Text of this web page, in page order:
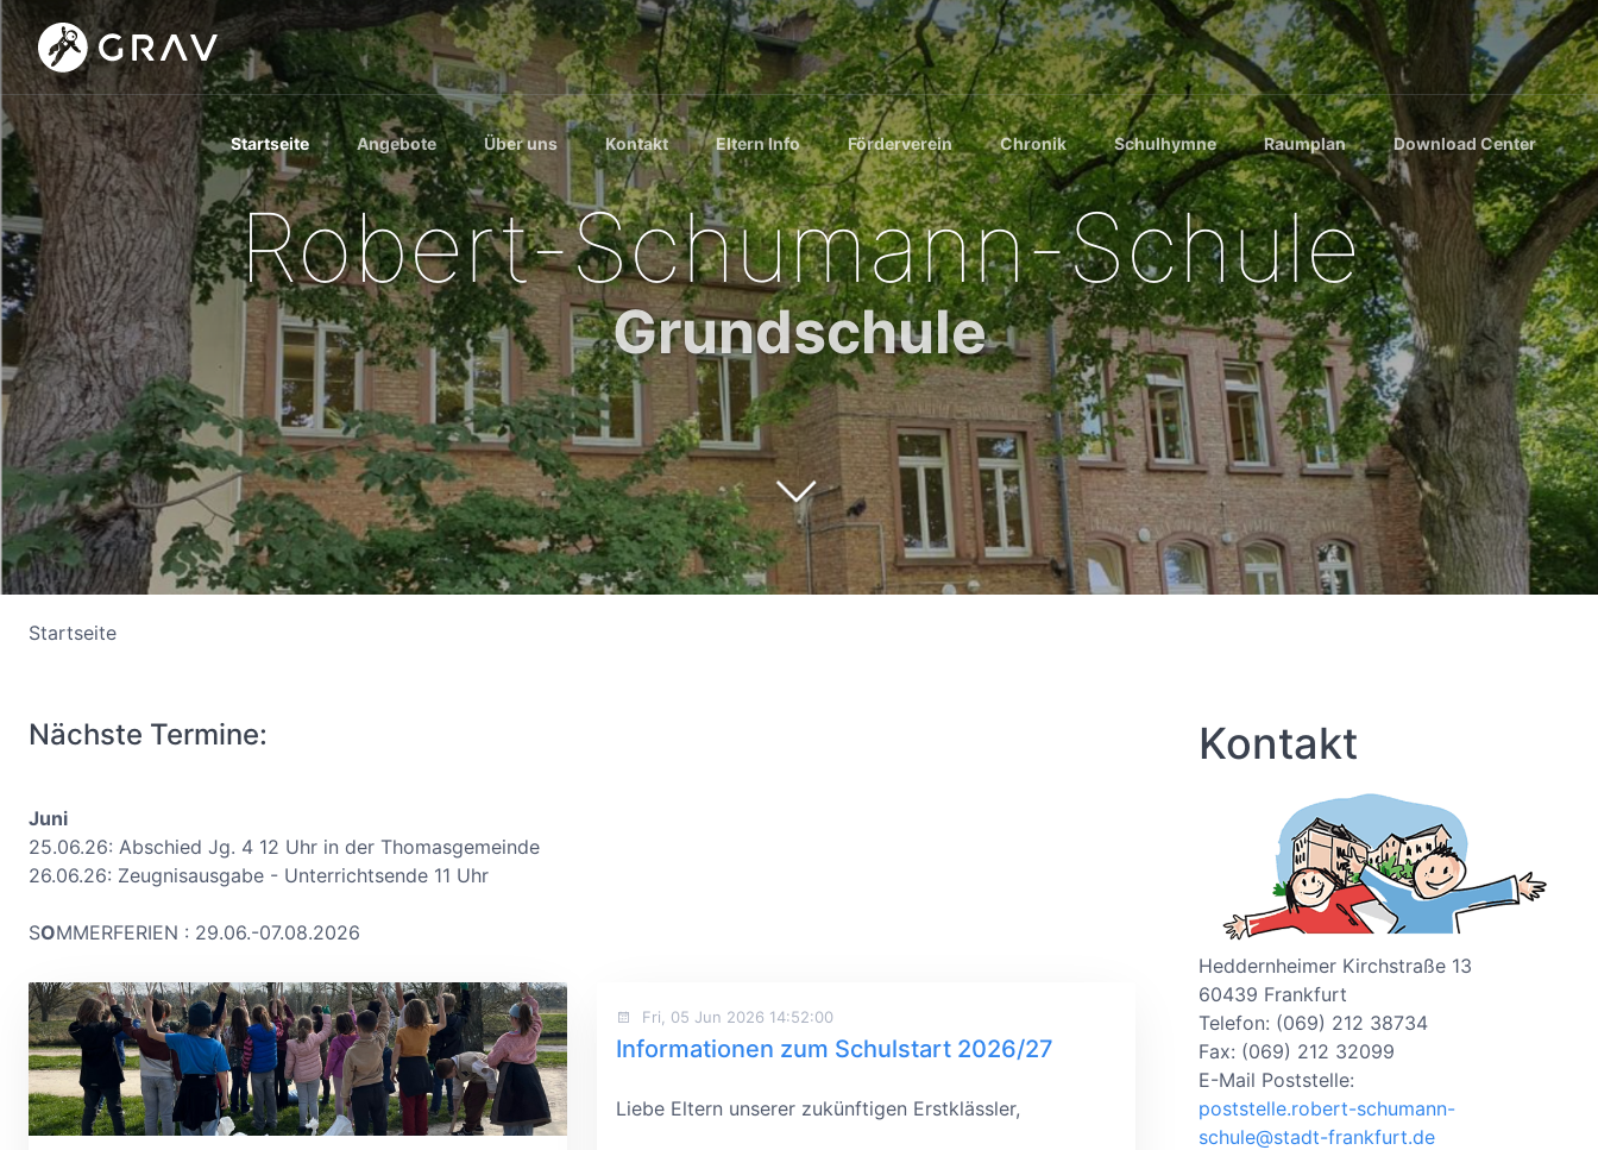
Startseite Angebote Über uns Kontakt Eltern Info Förderverein Chronik Schulhymne Raumplan Download Center
Robert-Schumann-Schule
Grundschule
Startseite
Nächste Termine:
Juni
25.06.26: Abschied Jg. 4 12 Uhr in der Thomasgemeinde
26.06.26: Zeugnisausgabe - Unterrichtsende 11 Uhr
SOMMERFERIEN : 29.06.-07.08.2026
Fri, 05 Jun 2026 14:52:00
Informationen zum Schulstart 2026/27
Liebe Eltern unserer zukünftigen Erstklässler,
Kontakt
Heddernheimer Kirchstraße 13
60439 Frankfurt
Telefon: (069) 212 38734
Fax: (069) 212 32099
E-Mail Poststelle:
poststelle.robert-schumann-
schule@stadt-frankfurt.de